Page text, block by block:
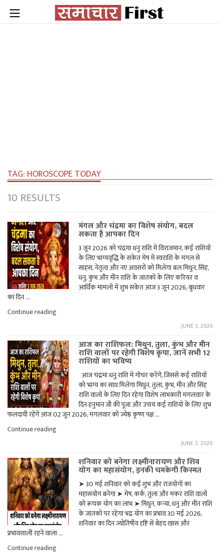
TAG: HOROSCOPE TODAY
10 RESULTS
मंगल और चंद्रमा का विशेष संयोग, बदल
सकता है आपका दिन
3 जून 2026 को चंद्रमा धनु राशि में विराजमान, कई राशियों
के लिए भाग्यवृद्धि के संकेत मेष में स्वराशि के मंगल से
साहस, नेतृत्व और नए अवसरों को मिलेगा बल मिथुन, सिंह,
धनु, कुंभ और मीन राशि के जातकों के लिए करियर व
आर्थिक मामलों में शुभ संकेत आज 3 जून 2026, बुधवार
का दिन …
Continue reading"मंगल
विशेष
संयोग,
बदल
सकता
है
आपका
दिन"
JUNE 3, 2026
आज का राशिफल: मिथुन, तुला, कुंभ और मीन
राशि वालों पर रहेगी विशेष कृपा, जानें सभी 12
राशियों का भविष्य
आज चंद्रमा धनु राशि में गोचर करेंगे, जिससे कई राशियों
को भाग्य का साथ मिलेगा मिथुन, तुला, कुंभ, मीन और सिंह
राशि वालों के लिए दिन रहेगा विशेष लाभकारी मंगलवार के
दिन हनुमान जी की पूजा और उपाय कई राशियों के लिए शुभ
फलदायी रहेंगे आज 02 जून 2026, मंगलवार को ज्येष्ठ कृष्ण पक्ष …
Continue reading"आज
तुला,
कुंभ
और
मीन
राशि
वालों
पर
रहेगी
विशेष
कृपा,
जानें
JUNE 2, 2026
शनिवार को बनेगा लक्ष्मीनारायण और शिव
योग का महासंयोग, इनकी चमकेगी किस्‍मत
➤ 30 मई शनिवार को कई शुभ और राजयोगों का
महासंयोग बनेगा ➤ मेष, कर्क, तुला और मकर राशि वालों
को रूचक योग का लाभ ➤ मिथुन, कन्या, धनु और मीन राशि
के जातकों पर रहेगा भद्र योग का प्रभाव 30 मई 2026,
शनिवार का दिन ज्योतिषीय दृष्टि से बेहद खास और
प्रभावशाली रहने वाला …
Continue reading"शनिवार